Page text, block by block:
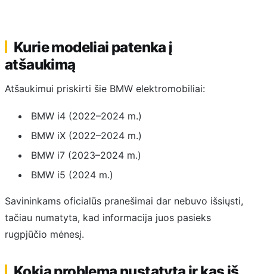
Kurie modeliai patenka į
atšaukimą
Atšaukimui priskirti šie BMW elektromobiliai:
BMW i4 (2022–2024 m.)
BMW iX (2022–2024 m.)
BMW i7 (2023–2024 m.)
BMW i5 (2024 m.)
Savininkams oficialūs pranešimai dar nebuvo išsiųsti,
tačiau numatyta, kad informacija juos pasieks
rugpjūčio mėnesį.